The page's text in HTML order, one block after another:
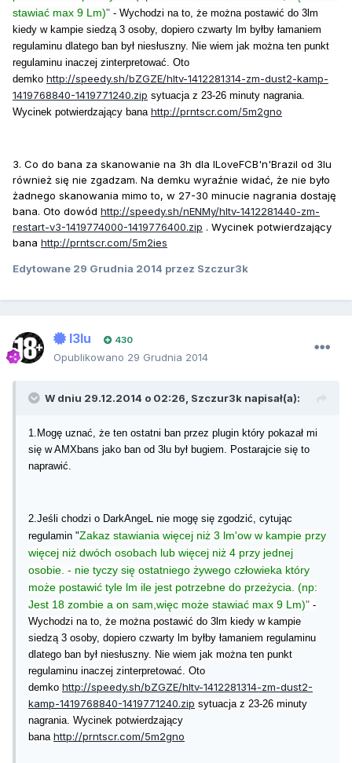
stawiać max 9 Lm)" - Wychodzi na to, że można postawić do 3lm
kiedy w kampie siedzą 3 osoby, dopiero czwarty lm byłby łamaniem
regulaminu dlatego ban był niesłuszny. Nie wiem jak można ten punkt
regulaminu inaczej zinterpretować. Oto
demko http://speedy.sh/bZGZE/hltv-1412281314-zm-dust2-kamp-
1419768840-1419771240.zip sytuacja z 23-26 minuty nagrania.
Wycinek potwierdzający bana http://prntscr.com/5m2gno
3. Co do bana za skanowanie na 3h dla ILoveFCB'n'Brazil od 3lu
również się nie zgadzam. Na demku wyraźnie widać, że nie było
żadnego skanowania mimo to, w 27-30 minucie nagrania dostaję
bana. Oto dowód http://speedy.sh/nENMy/hltv-1412281440-zm-
restart-v3-1419774000-1419776400.zip . Wycinek potwierdzający
bana http://prntscr.com/5m2ies
Edytowane 29 Grudnia 2014 przez Szczur3k
I3lu 430
Opublikowano 29 Grudnia 2014
W dniu 29.12.2014 o 02:26, Szczur3k napisał(a):
1.Mogę uznać, że ten ostatni ban przez plugin który pokazał mi
się w AMXbans jako ban od 3lu był bugiem. Postarajcie się to
naprawić.
2.Jeśli chodzi o DarkAngeL nie mogę się zgodzić, cytując
regulamin "Zakaz stawiania więcej niż 3 lm'ow w kampie przy
więcej niż dwóch osobach lub więcej niż 4 przy jednej
osobie. - nie tyczy się ostatniego żywego człowieka który
może postawić tyle lm ile jest potrzebne do przeżycia. (np:
Jest 18 zombie a on sam,więc może stawiać max 9 Lm)" -
Wychodzi na to, że można postawić do 3lm kiedy w kampie
siedzą 3 osoby, dopiero czwarty lm byłby łamaniem regulaminu
dlatego ban był niesłuszny. Nie wiem jak można ten punkt
regulaminu inaczej zinterpretować. Oto
demko http://speedy.sh/bZGZE/hltv-1412281314-zm-dust2-
kamp-1419768840-1419771240.zip sytuacja z 23-26 minuty
nagrania. Wycinek potwierdzający
bana http://prntscr.com/5m2gno